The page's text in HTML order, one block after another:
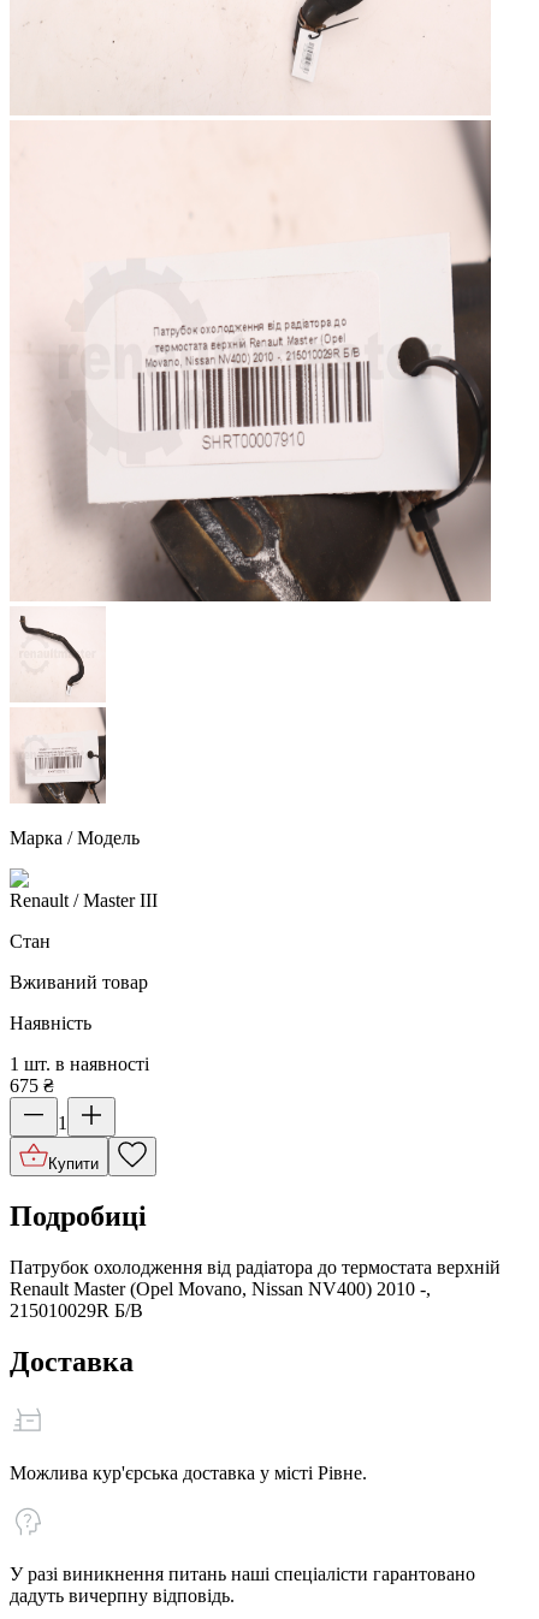
Марка / Модель
Renault / Master III
Стан
Вживаний товар
Наявність
1 шт. в наявності
675 ₴
1
Купити
Подробиці
Патрубок охолодження від радіатора до термостата верхній
Renault Master (Opel Movano, Nissan NV400) 2010 -,
215010029R Б/В
Доставка
Можлива кур'єрська доставка у місті Рівне.
У разі виникнення питань наші спеціалісти гарантовано
дадуть вичерпну відповідь.